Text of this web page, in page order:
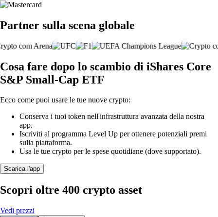
Partner sulla scena globale
Cosa fare dopo lo scambio di iShares Core
S&P Small-Cap ETF
Ecco come puoi usare le tue nuove crypto:
Conserva i tuoi token nell'infrastruttura avanzata della nostra
app.
Iscriviti al programma Level Up per ottenere potenziali premi
sulla piattaforma.
Usa le tue crypto per le spese quotidiane (dove supportato).
Scarica l'app
Scopri oltre 400 crypto asset
Vedi prezzi